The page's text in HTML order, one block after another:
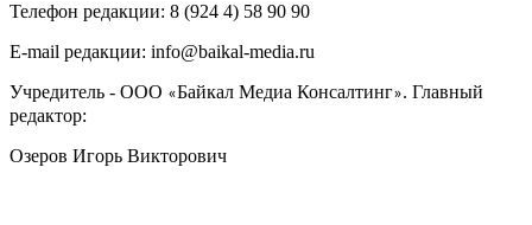
Телефон редакции: ‎‎8 (924 4) 58 90 90
E-mail редакции: info@baikal-media.ru
Учредитель - ООО «Байкал Медиа Консалтинг». Главный
редактор:
Озеров Игорь Викторович